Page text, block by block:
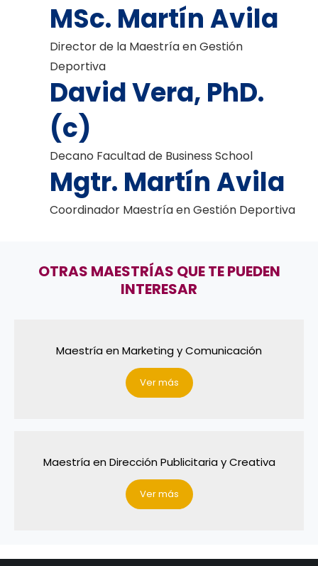
MSc. Martín Avila
Director de la Maestría en Gestión
Deportiva
David Vera, PhD.
(c)
Decano Facultad de Business School
Mgtr. Martín Avila
Coordinador Maestría en Gestión Deportiva
OTRAS MAESTRÍAS QUE TE PUEDEN
INTERESAR
Maestría en Marketing y Comunicación
Ver más
Maestría en Dirección Publicitaria y Creativa
Ver más